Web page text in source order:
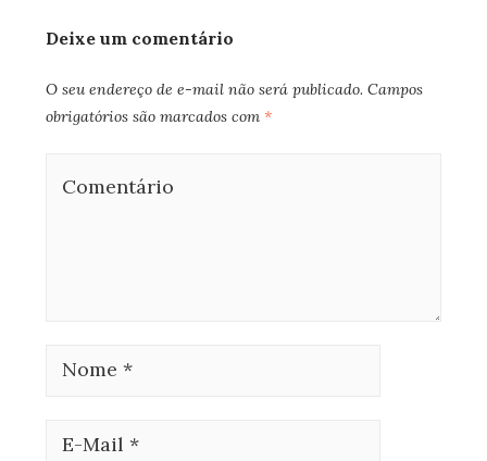
Deixe um comentário
O seu endereço de e-mail não será publicado. Campos
obrigatórios são marcados com *